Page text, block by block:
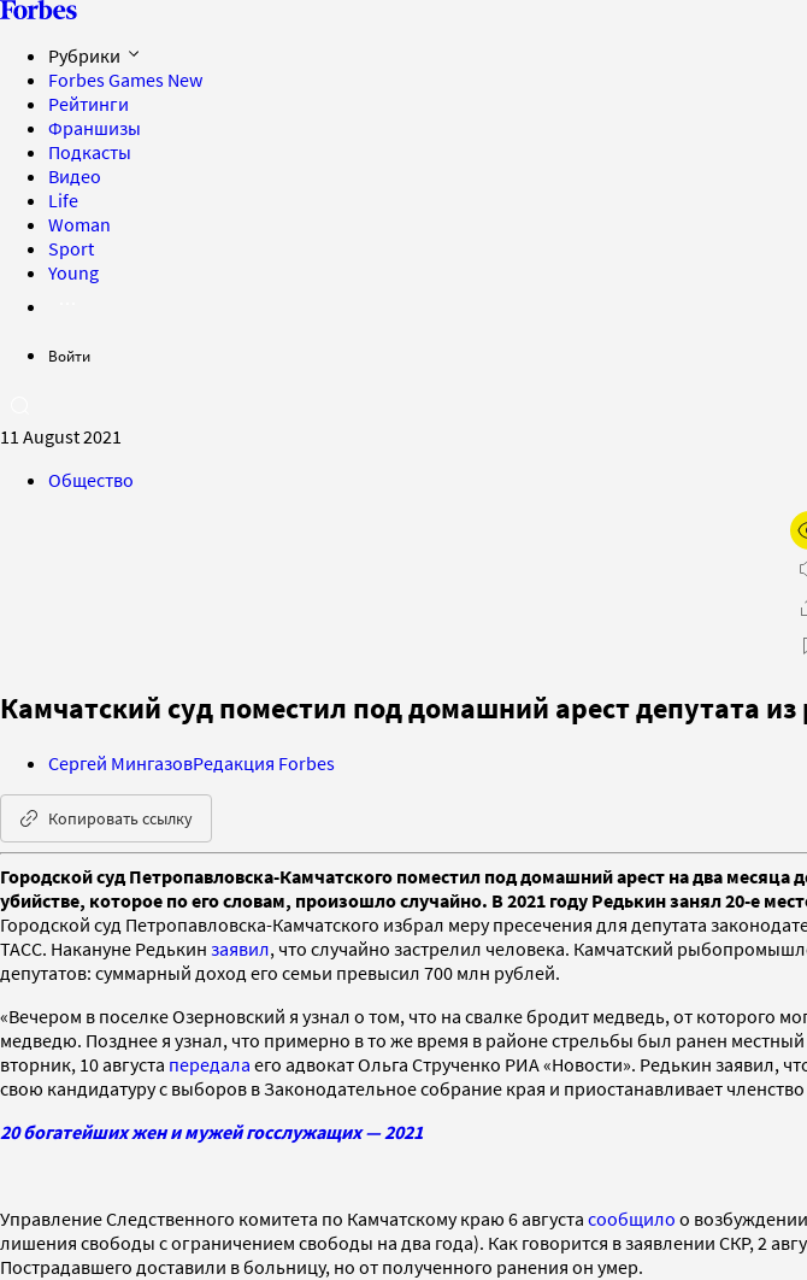
Рубрики
Forbes Games New
Рейтинги
Франшизы
Подкасты
Видео
Life
Woman
Sport
Young
Войти
11 August 2021
Общество
Камчатский суд поместил под домашний арест депутата
Сергей МингазовРедакция Forbes
Копировать ссылку
Городской суд Петропавловска-Камчатского поместил под домашний арест на два
убийстве, которое по его словам, произошло случайно. В 2021 году Редькин занял 20-е
Городской суд Петропавловска-Камчатского избрал меру пресечения для депутата
ТАСС. Накануне Редькин заявил, что случайно застрелил человека. Камчатский
депутатов: суммарный доход его семьи превысил 700 млн рублей.
«Вечером в поселке Озерновский я узнал о том, что на свалке бродит медведь, от которого
медведю. Позднее я узнал, что примерно в то же время в районе стрельбы был ранен
вторник, 10 августа передала его адвокат Ольга Струченко РИА «Новости». Редькин заявил,
свою кандидатуру с выборов в Законодательное собрание края и приостанавливает
20 богатейших жен и мужей госслужащих — 2021
Управление Следственного комитета по Камчатскому краю 6 августа сообщило о
лишения свободы с ограничением свободы на два года). Как говорится в заявлении СКР, 2
Пострадавшего доставили в больницу, но от полученного ранения он умер.